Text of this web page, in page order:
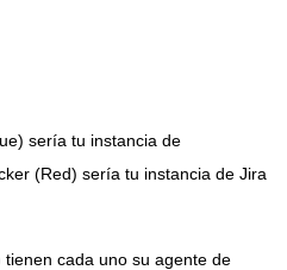
sería tu instancia de
(Red) sería tu instancia de Jira
cada uno su agente de